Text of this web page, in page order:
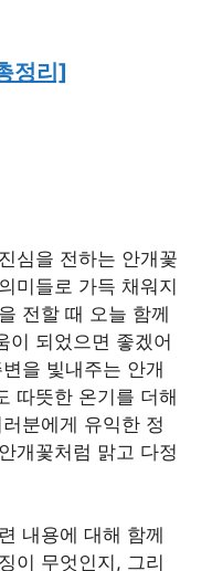
정리]
심을 전하는 안개꽃
미들로 가득 채워지
전할 때 오늘 함께
이 되었으면 좋겠어
을 빛내주는 안개
따뜻한 온기를 더해
분에게 유익한 정
개꽃처럼 맑고 다정
내용에 대해 함께
이 무엇인지, 그리